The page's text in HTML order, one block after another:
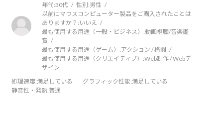
年代:30代 性別:男性
以前にマウスコンピューター製品をご購入されたことは
ありますか？: いいえ
最も使用する用途（一般・ビジネス）:動画視聴/音楽鑑
賞
最も使用する用途（ゲーム）:アクション / 格闘
最も使用する用途（クリエイティブ）:Web制作 / Webデ
ザイン
処理速度:満足している グラフィック性能:満足している
静音性・発熱:普通